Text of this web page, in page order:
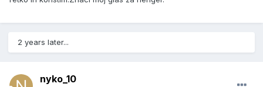
2 years later...
nyko_10